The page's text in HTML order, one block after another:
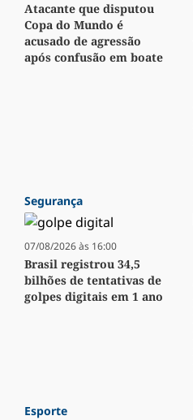
Atacante que disputou
Copa do Mundo é
acusado de agressão
após confusão em boate
Segurança
07/08/2026 às 16:00
Brasil registrou 34,5
bilhões de tentativas de
golpes digitais em 1 ano
Esporte